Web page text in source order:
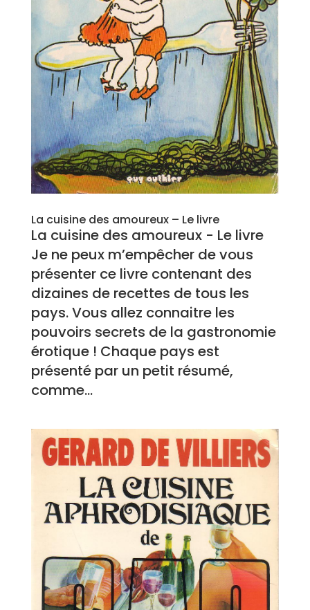
La cuisine des amoureux – Le livre
La cuisine des amoureux - Le livre
Je ne peux m’empêcher de vous
présenter ce livre contenant des
dizaines de recettes de tous les
pays. Vous allez connaitre les
pouvoirs secrets de la gastronomie
érotique ! Chaque pays est
présenté par un petit résumé,
comme...